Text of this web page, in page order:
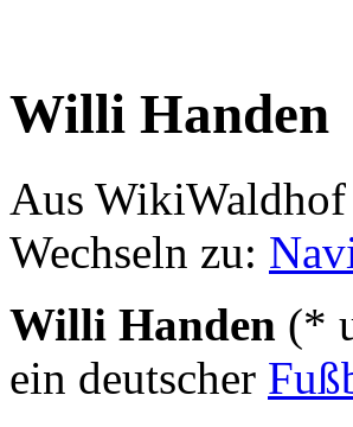
Willi Handen
Aus WikiWaldhof
Wechseln zu:
Willi Handen (*
ein deutscher